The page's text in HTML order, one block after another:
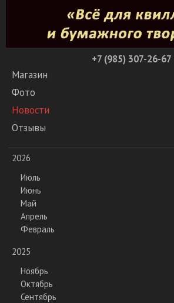
+7 (985) 307-26-67
Магазин
Фото
Новости
Отзывы
2026
Июль
Июнь
Май
Апрель
Февраль
2025
Ноябрь
Октябрь
Сентябрь